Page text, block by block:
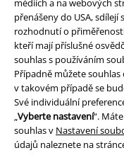
médiích a na webových
přenášeny do USA,
rozhodnutí o
kteří mají příslušné
souhlas s používáním
Případně můžete
v takovém případě se
Své individuální
„Vyberte nastavení“.
souhlas v Nastavení
údajů naleznete na
Nabídky pro vás
Soutěž
Objednejte si
O EMP